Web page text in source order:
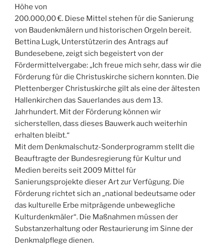
Höhe von
200.000,00 €. Diese Mittel stehen für die Sanierung
von Baudenkmälern und historischen Orgeln bereit.
Bettina Lugk, Unterstützerin des Antrags auf
Bundesebene, zeigt sich begeistert von der
Fördermittelvergabe: „Ich freue mich sehr, dass wir die
Förderung für die Christuskirche sichern konnten. Die
Plettenberger Christuskirche gilt als eine der ältesten
Hallenkirchen das Sauerlandes aus dem 13.
Jahrhundert. Mit der Förderung können wir
sicherstellen, dass dieses Bauwerk auch weiterhin
erhalten bleibt.“
Mit dem Denkmalschutz-Sonderprogramm stellt die
Beauftragte der Bundesregierung für Kultur und
Medien bereits seit 2009 Mittel für
Sanierungsprojekte dieser Art zur Verfügung. Die
Förderung richtet sich an „national bedeutsame oder
das kulturelle Erbe mitprägende unbewegliche
Kulturdenkmäler“. Die Maßnahmen müssen der
Substanzerhaltung oder Restaurierung im Sinne der
Denkmalpflege dienen.